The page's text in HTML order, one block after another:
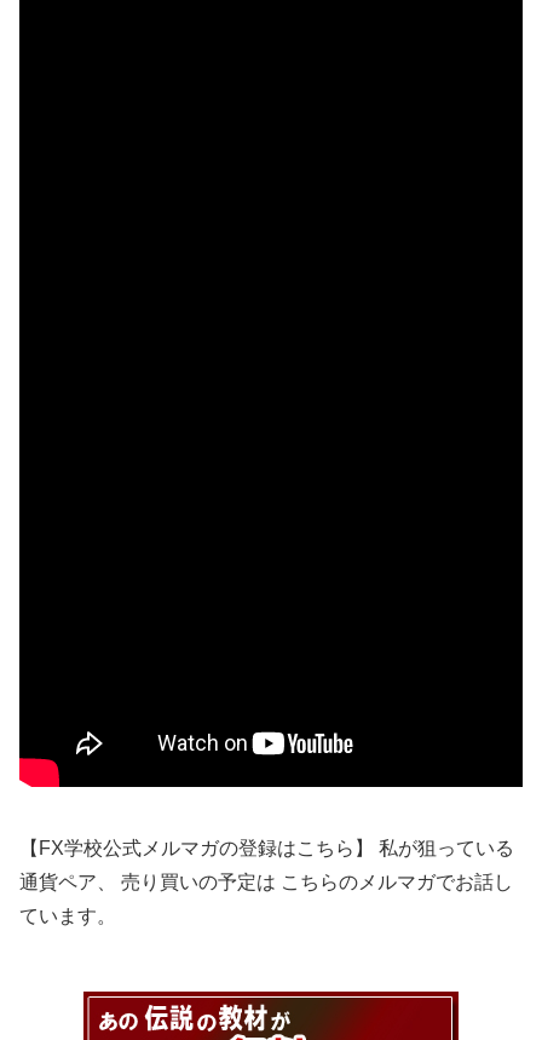
【FX学校公式メルマガの登録はこちら】 私が狙っている
通貨ペア、 売り買いの予定は こちらのメルマガでお話し
ています。